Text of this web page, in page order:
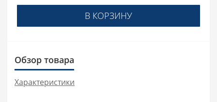
В КОРЗИНУ
Обзор товара
Характеристики